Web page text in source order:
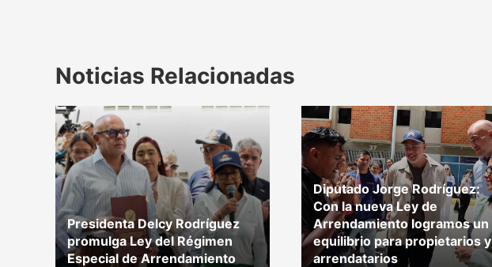
Noticias Relacionadas
Presidenta Delcy Rodríguez
promulga Ley del Régimen
Especial de Arrendamiento
Diputado Jorge Rodríguez:
Con la nueva Ley de
Arrendamiento logramos un
equilibrio para propietarios y
arrendatarios